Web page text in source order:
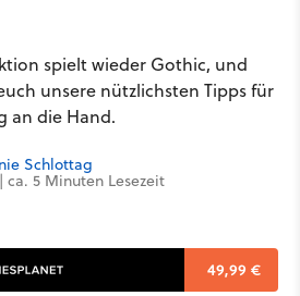
spielt wieder Gothic, und
unsere nützlichsten Tipps für
an die Hand.
Schlottag
ca. 5 Minuten Lesezeit
49,99 €